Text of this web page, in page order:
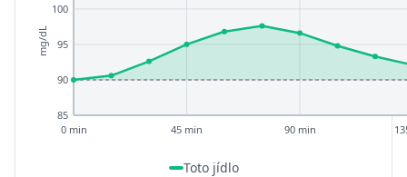
85
90
95
100
0 min 45 min 90 min
mg/dL
Toto jídlo